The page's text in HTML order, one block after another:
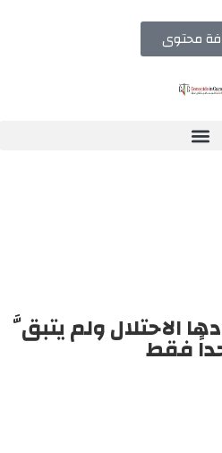
محتوى
الاحتلال ولم يتبقَّ
فقط